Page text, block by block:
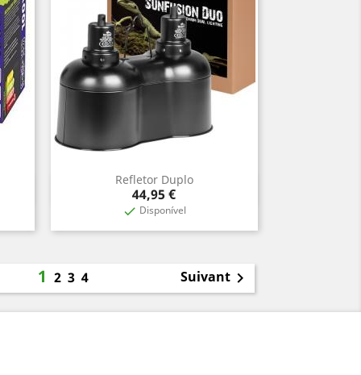
Refletor Duplo
Prix
44,95 €
 Disponível
Aperçu rapide
1234 Suivant